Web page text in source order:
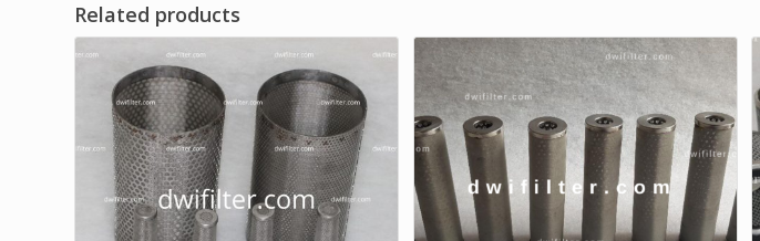
Related products